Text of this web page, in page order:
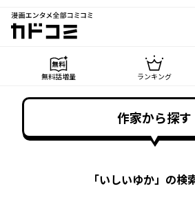
漫画エンタメ全部コミコミ
カドコミ
無料話増量 ランキング
作家から探す
「いしいゆか」の検